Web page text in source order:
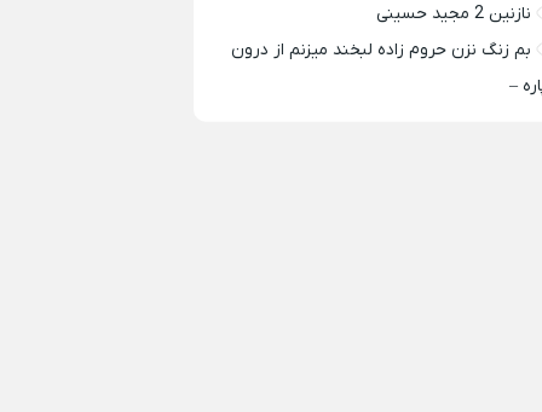
نازنین 2 مجید حسینی
بم زنگ نزن حروم زاده لبخند میزنم از درون
–